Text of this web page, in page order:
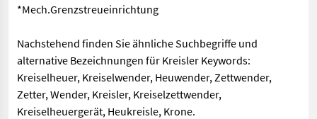
*Mech.Grenzstreueinrichtung
Nachstehend finden Sie ähnliche Suchbegriffe und
alternative Bezeichnungen für Kreisler Keywords:
Kreiselheuer, Kreiselwender, Heuwender, Zettwender,
Zetter, Wender, Kreisler, Kreiselzettwender,
Kreiselheuergerät, Heukreisle, Krone.